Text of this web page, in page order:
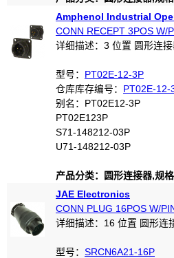
Amphenol Industrial
CONN RECEPT 3POS W/
详细描述：3 位置 圆形连
型号： PT02E-12-3P
仓库库存编号： PT02E-12-
别名：PT02E12-3P
PT02E123P
S71-148212-03P
U71-148212-03P
产品分类：圆形连接器,规
JAE Electronics
CONN PLUG 16POS W/
详细描述：16 位置 圆形连
型号： SRCN6A21-16P